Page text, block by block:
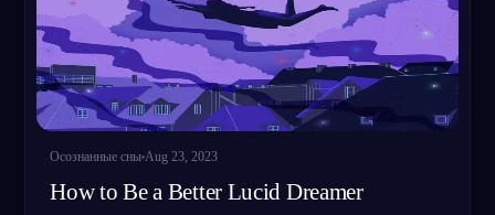
Осознанные сны Aug 23, 2023
How to Be a Better Lucid Dreamer